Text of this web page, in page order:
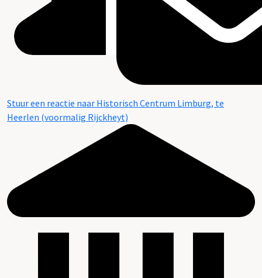
Stuur een reactie naar Historisch Centrum Limburg, te
Heerlen (voormalig Rijckheyt)